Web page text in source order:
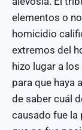
elementos o
homicidio
extremos del
hizo lugar a
para que haya
de saber cuál
causado fue la